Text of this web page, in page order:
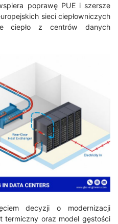
poprawę PUE i szersze
sieci ciepłowniczych
ciepło z centrów danych
decyzji o modernizacji
termiczny oraz model gęstości